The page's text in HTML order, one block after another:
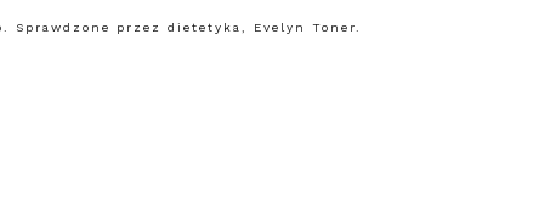
przez dietetyka, Evelyn Toner.